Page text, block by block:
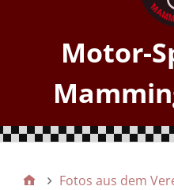
Motor-
Fotos aus dem